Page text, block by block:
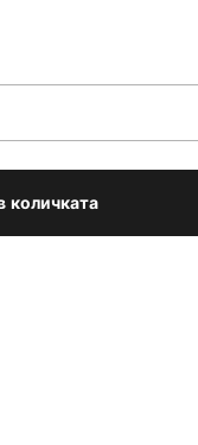
количката